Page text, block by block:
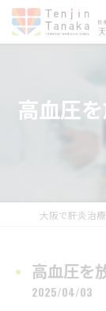
高血圧
高血圧を
2025/04/03